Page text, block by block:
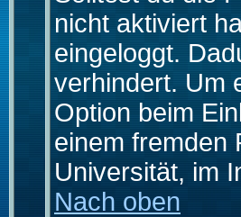
nicht aktiviert
eingeloggt.
verhindert. Um
Option beim
einem fremden
Universität, im
Nach oben